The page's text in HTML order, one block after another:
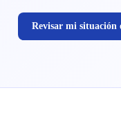
Revisar mi situación